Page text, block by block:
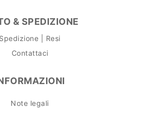
& SPEDIZIONE
Spedizione | Resi
Contattaci
Note legali